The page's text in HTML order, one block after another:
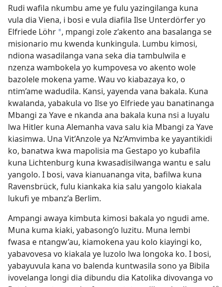
Rudi wafila nkumbu ame ye fulu yazingilanga kuna
vula dia Viena, i bosi e vula diafila Ilse Unterdörfer yo
Elfriede Löhr *, mpangi zole z’akento ana basalanga se
misionario mu kwenda kunkingula. Lumbu kimosi,
ndiona wasadilanga vana seka dia tambulwila e
nzenza wambokela yo kumpovesa vo akento wole
bazolele mokena yame. Wau vo kiabazaya ko, o
ntim’ame wadudila. Kansi, yayenda vana bakala. Kuna
kwalanda, yabakula vo Ilse yo Elfriede yau banatinanga
Mbangi za Yave e nkanda ana bakala kuna nsi a luyalu
lwa Hitler kuna Alemanha vava salu kia Mbangi za Yave
kiasimwa. Una Vit’Anzole ya Nz’Amvimba ke yayantikidi
ko, banatwa kwa mapolisia ma Gestapo yo kubafila
kuna Lichtenburg kuna kwasadisilwanga wantu e salu
yangolo. I bosi, vava kianuananga vita, bafilwa kuna
Ravensbrück, fulu kiankaka kia salu yangolo kiakala
lukufi ye mbanz’a Berlim.
Ampangi awaya kimbuta kimosi bakala yo ngudi ame.
Muna kuma kiaki, yabasong’o luzitu. Muna lembi
fwasa e ntangw’au, kiamokena yau kolo kiayingi ko,
yabavovesa vo kiakala ye luzolo lwa longoka ko. I bosi,
yabayuvula kana vo balenda kuntwasila sono ya Bibila
ivovelanga longi dia dibundu dia Katolika divovanga vo